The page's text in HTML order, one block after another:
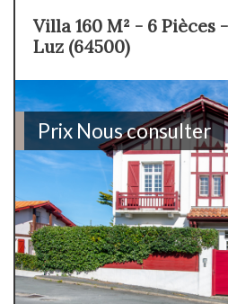
Villa 160 M² - 6 Pièces
Luz (64500)
Prix Nous consulter